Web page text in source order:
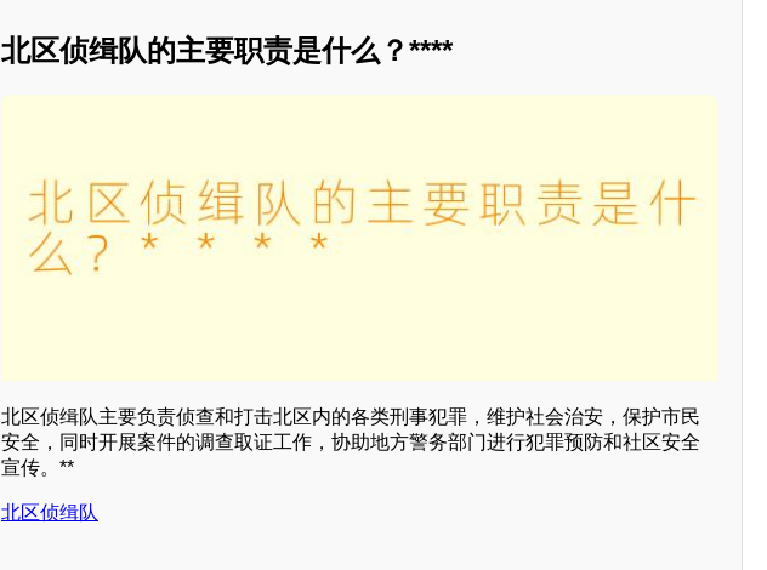
北区侦缉队的主要职责是什么？****
北区侦缉队主要负责侦查和打击北区内的各类刑事犯罪，维护社会治安，保护市民
安全，同时开展案件的调查取证工作，协助地方警务部门进行犯罪预防和社区安全
宣传。**
北区侦缉队